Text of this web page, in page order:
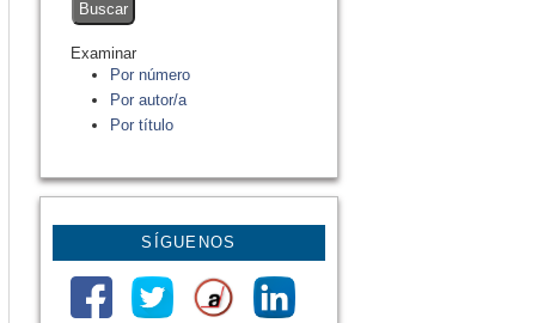
Examinar
Por número
Por autor/a
Por título
SÍGUENOS